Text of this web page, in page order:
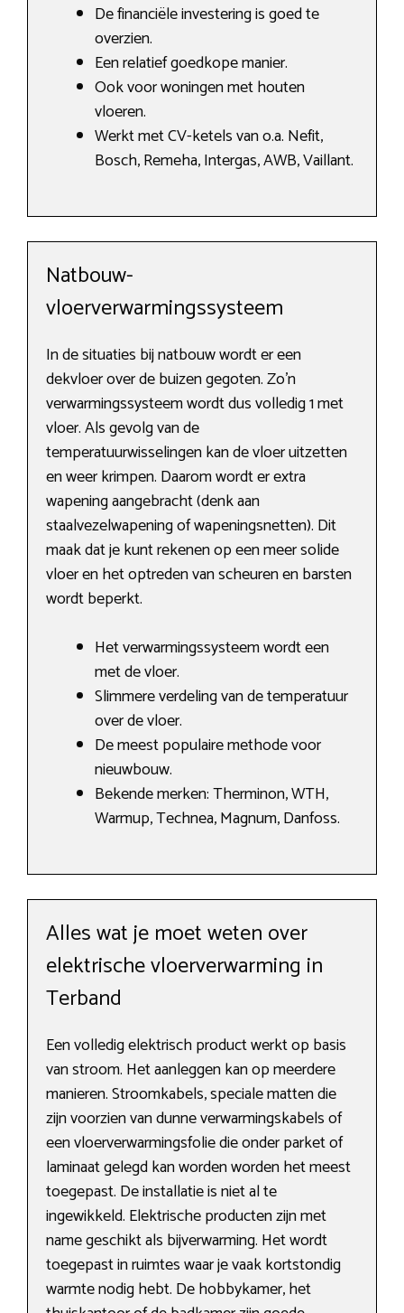
De financiële investering is goed te
overzien.
Een relatief goedkope manier.
Ook voor woningen met houten
vloeren.
Werkt met CV-ketels van o.a. Nefit,
Bosch, Remeha, Intergas, AWB, Vaillant.
Natbouw-
vloerverwarmingssysteem
In de situaties bij natbouw wordt er een
dekvloer over de buizen gegoten. Zo’n
verwarmingssysteem wordt dus volledig 1 met
vloer. Als gevolg van de
temperatuurwisselingen kan de vloer uitzetten
en weer krimpen. Daarom wordt er extra
wapening aangebracht (denk aan
staalvezelwapening of wapeningsnetten). Dit
maak dat je kunt rekenen op een meer solide
vloer en het optreden van scheuren en barsten
wordt beperkt.
Het verwarmingssysteem wordt een
met de vloer.
Slimmere verdeling van de temperatuur
over de vloer.
De meest populaire methode voor
nieuwbouw.
Bekende merken: Therminon, WTH,
Warmup, Technea, Magnum, Danfoss.
Alles wat je moet weten over
elektrische vloerverwarming in
Terband
Een volledig elektrisch product werkt op basis
van stroom. Het aanleggen kan op meerdere
manieren. Stroomkabels, speciale matten die
zijn voorzien van dunne verwarmingskabels of
een vloerverwarmingsfolie die onder parket of
laminaat gelegd kan worden worden het meest
toegepast. De installatie is niet al te
ingewikkeld. Elektrische producten zijn met
name geschikt als bijverwarming. Het wordt
toegepast in ruimtes waar je vaak kortstondig
warmte nodig hebt. De hobbykamer, het